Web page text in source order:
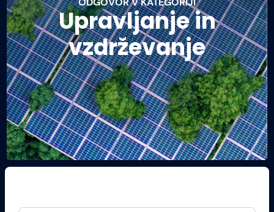
Upravljanje in
vzdrževanje